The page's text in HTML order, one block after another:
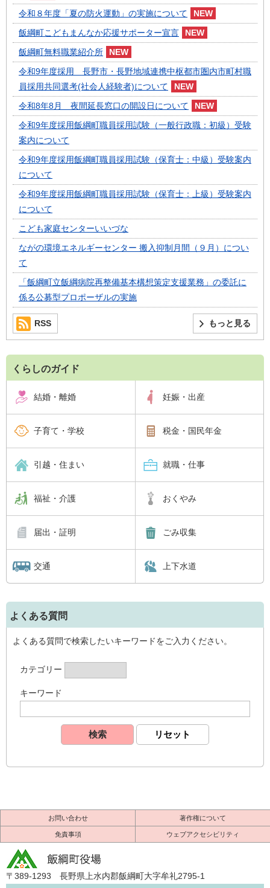
令和８年度「夏の防火運動」の実施について
飯綱町こどもまんなか応援サポーター宣言
飯綱町無料職業紹介所
令和9年度採用 長野市・長野地域連携中枢都市圏内市町村職
員採用共同選考(社会人経験者)について
令和8年8月 夜間延長窓口の開設日について
令和9年度採用飯綱町職員採用試験（一般行政職：初級）受験
案内について
令和9年度採用飯綱町職員採用試験（保育士：中級）受験案内
について
令和9年度採用飯綱町職員採用試験（保育士：上級）受験案内
について
こども家庭センターいいづな
ながの環境エネルギーセンター 搬入抑制月間（９月）につい
て
「飯綱町立飯綱病院再整備基本構想策定支援業務」の委託に
係る公募型プロポーザルの実施
もっと見る
RSS
くらしのガイド
結婚・離婚 妊娠・出産
子育て・学校 税金・国民年金
引越・住まい 就職・仕事
福祉・介護 おくやみ
届出・証明 ごみ収集
交通 上下水道
よくある質問
よくある質問で検索したいキーワードをご入力ください。
カテゴリー
キーワード
お問い合わせ 著作権について
免責事項 ウェブアクセシビリティ
〒389-1293 長野県上水内郡飯綱町大字牟礼2795-1